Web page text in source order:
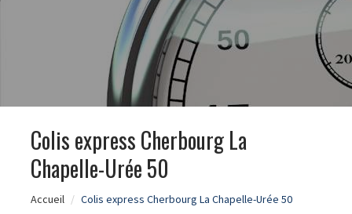
Colis express Cherbourg La
Chapelle-Urée 50
Accueil Colis express Cherbourg La Chapelle-Urée 50